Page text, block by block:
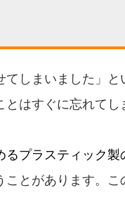
しまいました」と
はすぐに忘れてし
るプラスティック製
とがあります。こ